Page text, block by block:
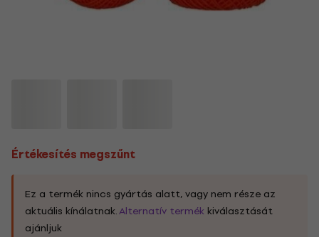
Értékesítés megszűnt
Ez a termék nincs gyártás alatt, vagy nem része az
aktuális kínálatnak.Alternatív termék kiválasztását
ajánljuk